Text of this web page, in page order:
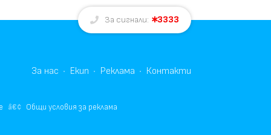
За сигнали: 3333
За нас Екип Реклама Контакти
Общи условия за реклама